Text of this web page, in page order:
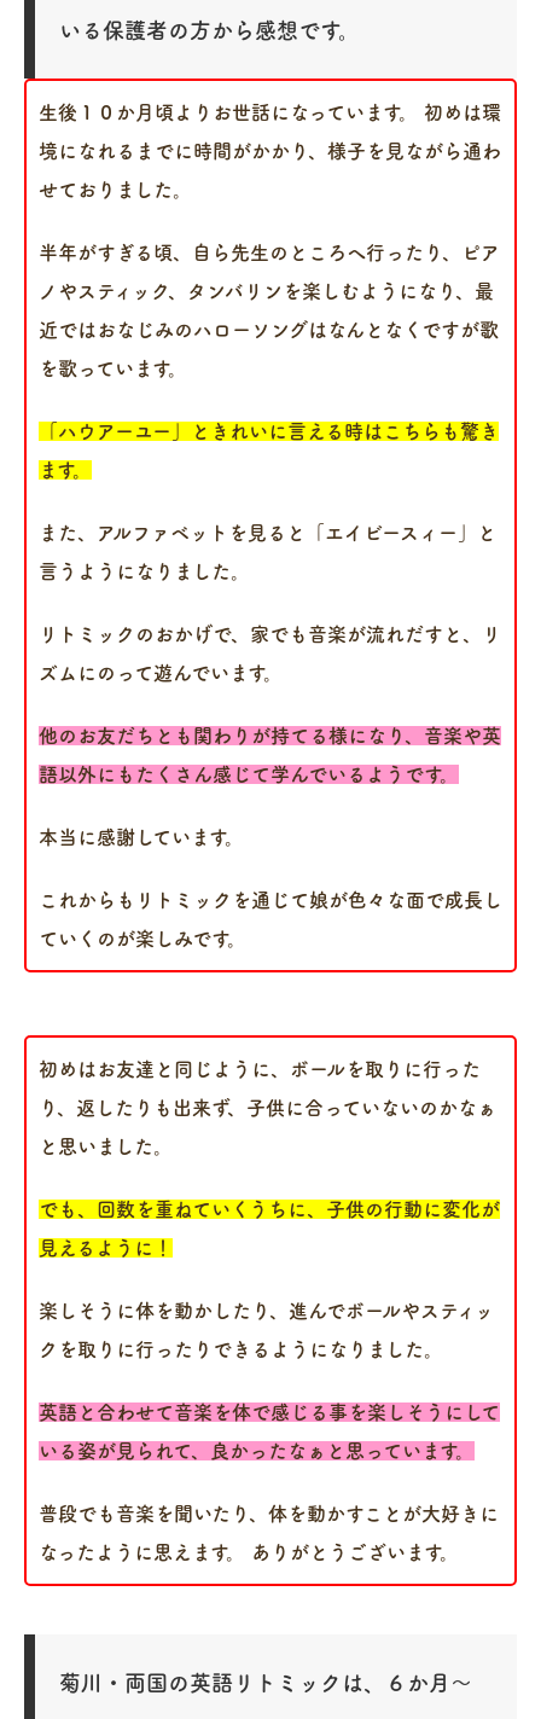
いる保護者の方から感想です。
生後１０か月頃よりお世話になっています。 初めは環
境になれるまでに時間がかかり、様子を見ながら通わ
せておりました。
半年がすぎる頃、自ら先生のところへ行ったり、ピア
ノやスティック、タンバリンを楽しむようになり、最
近ではおなじみのハローソングはなんとなくですが歌
を歌っています。
「ハウアーユー」ときれいに言える時はこちらも驚き
ます。
また、アルファベットを見ると「エイビースィー」と
言うようになりました。
リトミックのおかげで、家でも音楽が流れだすと、リ
ズムにのって遊んでいます。
他のお友だちとも関わりが持てる様になり、音楽や英
語以外にもたくさん感じて学んでいるようです。
本当に感謝しています。
これからもリトミックを通じて娘が色々な面で成長し
ていくのが楽しみです。
初めはお友達と同じように、ボールを取りに行った
り、返したりも出来ず、子供に合っていないのかなぁ
と思いました。
でも、回数を重ねていくうちに、子供の行動に変化が
見えるように！
楽しそうに体を動かしたり、進んでボールやスティッ
クを取りに行ったりできるようになりました。
英語と合わせて音楽を体で感じる事を楽しそうにして
いる姿が見られて、良かったなぁと思っています。
普段でも音楽を聞いたり、体を動かすことが大好きに
なったように思えます。 ありがとうございます。
菊川・両国の英語リトミックは、６か月～